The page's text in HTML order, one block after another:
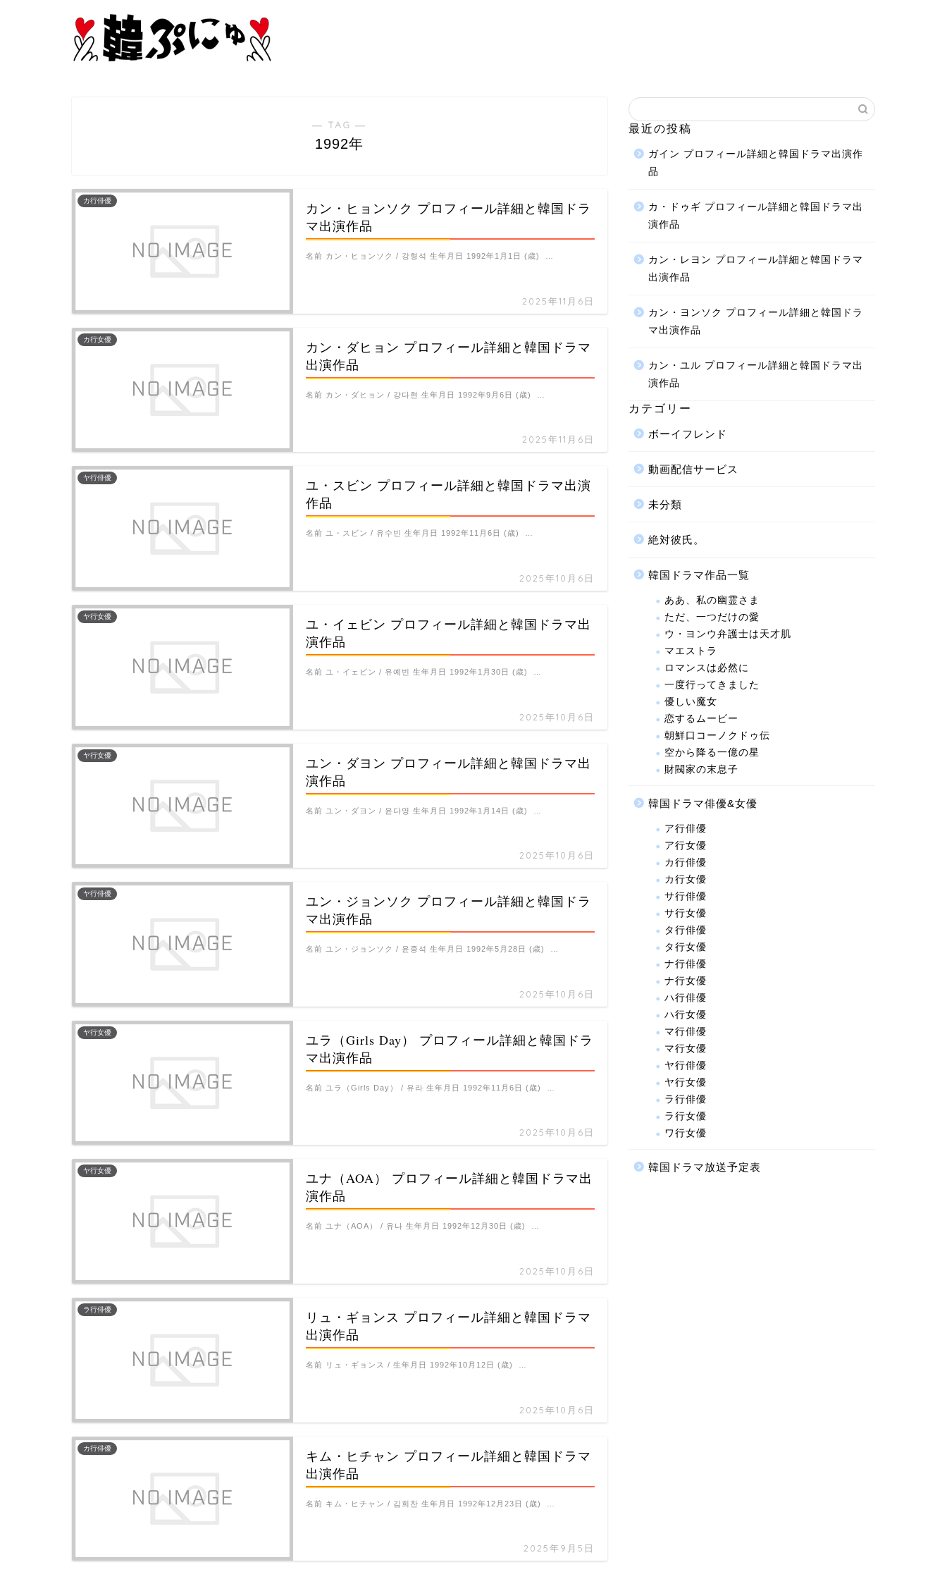
― TAG ―
1992年
カ行俳優
カン・ヒョンソク プロフィール詳細と韓国ドラ
マ出演作品
2025年11月6日
名前 カン・ヒョンソク / 강형석 生年月日 1992年1月1日 (歳) …
カ行女優
カン・ダヒョン プロフィール詳細と韓国ドラマ
出演作品
2025年11月6日
名前 カン・ダヒョン / 강다현 生年月日 1992年9月6日 (歳) …
ヤ行俳優
ユ・スビン プロフィール詳細と韓国ドラマ出演
作品
2025年10月6日
名前 ユ・スビン / 유수빈 生年月日 1992年11月6日 (歳) …
ヤ行女優
ユ・イェビン プロフィール詳細と韓国ドラマ出
演作品
2025年10月6日
名前 ユ・イェビン / 유예빈 生年月日 1992年1月30日 (歳) …
ヤ行女優
ユン・ダヨン プロフィール詳細と韓国ドラマ出
演作品
2025年10月6日
名前 ユン・ダヨン / 윤다영 生年月日 1992年1月14日 (歳) …
ヤ行俳優
ユン・ジョンソク プロフィール詳細と韓国ドラ
マ出演作品
2025年10月6日
名前 ユン・ジョンソク / 윤종석 生年月日 1992年5月28日 (歳) …
ヤ行女優
ユラ（Girls Day） プロフィール詳細と韓国ドラ
マ出演作品
2025年10月6日
名前 ユラ（Girls Day） / 유라 生年月日 1992年11月6日 (歳) …
ヤ行女優
ユナ（AOA） プロフィール詳細と韓国ドラマ出
演作品
2025年10月6日
名前 ユナ（AOA） / 유나 生年月日 1992年12月30日 (歳) …
ラ行俳優
リュ・ギョンス プロフィール詳細と韓国ドラマ
出演作品
2025年10月6日
名前 リュ・ギョンス / 生年月日 1992年10月12日 (歳) …
カ行俳優
キム・ヒチャン プロフィール詳細と韓国ドラマ
出演作品
2025年9月5日
名前 キム・ヒチャン / 김희찬 生年月日 1992年12月23日 (歳) …
最近の投稿
ガイン プロフィール詳細と韓国ドラマ出演作
品
カ・ドゥギ プロフィール詳細と韓国ドラマ出
演作品
カン・レヨン プロフィール詳細と韓国ドラマ
出演作品
カン・ヨンソク プロフィール詳細と韓国ドラ
マ出演作品
カン・ユル プロフィール詳細と韓国ドラマ出
演作品
カテゴリー
ボーイフレンド
動画配信サービス
未分類
絶対彼氏。
韓国ドラマ作品一覧
ああ、私の幽霊さま
ただ、一つだけの愛
ウ・ヨンウ弁護士は天才肌
マエストラ
ロマンスは必然に
一度行ってきました
優しい魔女
恋するムービー
朝鮮口コーノクドゥ伝
空から降る一億の星
財閥家の末息子
韓国ドラマ俳優&女優
ア行俳優
ア行女優
カ行俳優
カ行女優
サ行俳優
サ行女優
タ行俳優
タ行女優
ナ行俳優
ナ行女優
ハ行俳優
ハ行女優
マ行俳優
マ行女優
ヤ行俳優
ヤ行女優
ラ行俳優
ラ行女優
ワ行女優
韓国ドラマ放送予定表